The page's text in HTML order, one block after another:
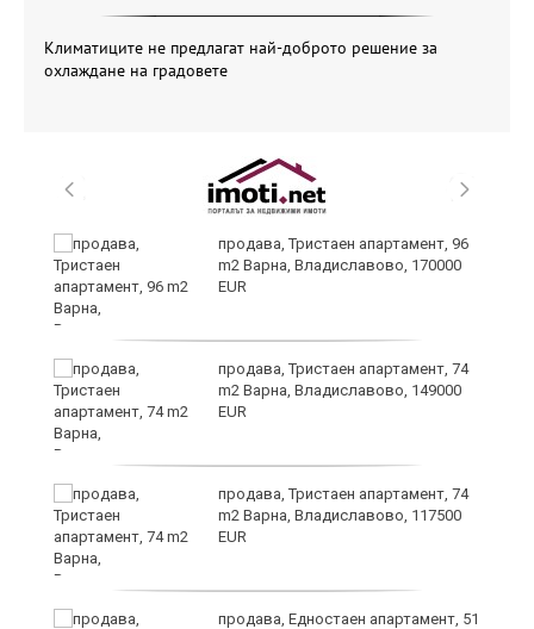
Климатиците не предлагат най-доброто решение за
охлаждане на градовете
продава, Тристаен апартамент, 96
m2 Варна, Владиславово, 170000
EUR
продава, Тристаен апартамент, 74
m2 Варна, Владиславово, 149000
EUR
продава, Тристаен апартамент, 74
m2 Варна, Владиславово, 117500
EUR
продава, Едностаен апартамент, 51